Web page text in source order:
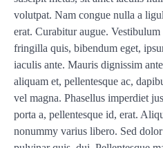
volutpat. Nam congue nulla a
erat. Curabitur augue.
fringilla quis, bibendum eget,
iaculis ante. Mauris dignissim
aliquam et, pellentesque ac,
vel magna. Phasellus imperdiet
porta a, pellentesque id, erat.
nonummy varius libero. Sed